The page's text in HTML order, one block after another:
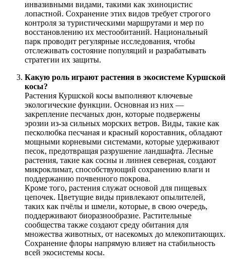
инвазивными видами, такими как эхиноцистис
лопастной. Сохранение этих видов требует строгого
контроля за туристическими маршрутами и мер по
восстановлению их местообитаний. Национальный
парк проводит регулярные исследования, чтобы
отслеживать состояние популяций и разрабатывать
стратегии их защиты.
Какую роль играют растения в экосистеме Куршской
косы?
Растения Куршской косы выполняют ключевые
экологические функции. Основная из них —
закрепление песчаных дюн, которые подвержены
эрозии из-за сильных морских ветров. Виды, такие как
песколюбка песчаная и красный короставник, обладают
мощными корневыми системами, которые удерживают
песок, предотвращая разрушение ландшафта. Лесные
растения, такие как сосны и линнея северная, создают
микроклимат, способствующий сохранению влаги и
поддержанию почвенного покрова.
Кроме того, растения служат основой для пищевых
цепочек. Цветущие виды привлекают опылителей,
таких как пчёлы и шмели, которые, в свою очередь,
поддерживают биоразнообразие. Растительные
сообщества также создают среду обитания для
множества животных, от насекомых до млекопитающих.
Сохранение флоры напрямую влияет на стабильность
всей экосистемы косы.